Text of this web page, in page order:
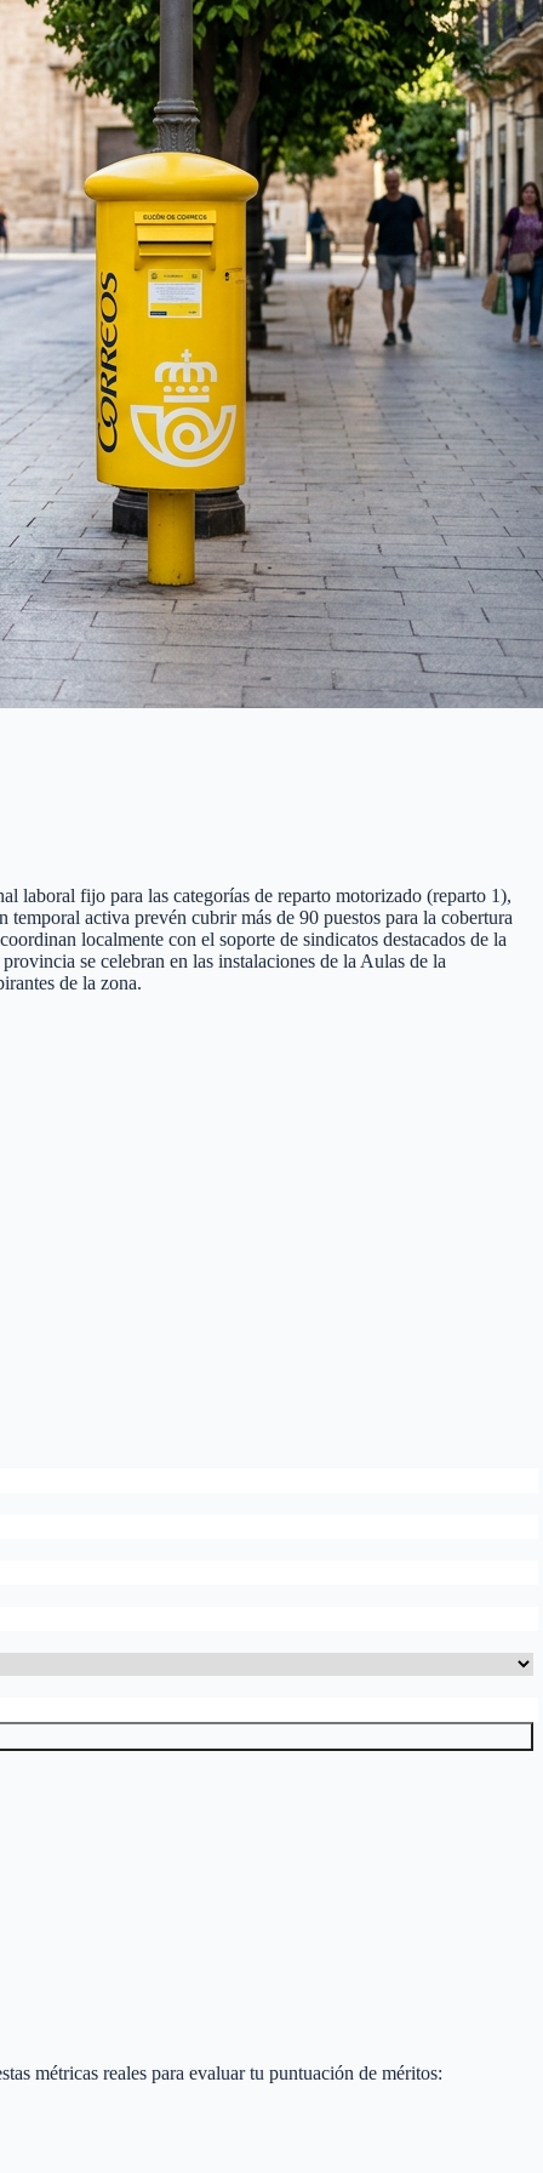
laboral fijo para las categorías de reparto motorizado (reparto 1),
activa prevén cubrir más de 90 puestos para la cobertura
localmente con el soporte de sindicatos destacados de la
se celebran en las instalaciones de la Aulas de la
de la zona.
métricas reales para evaluar tu puntuación de méritos: